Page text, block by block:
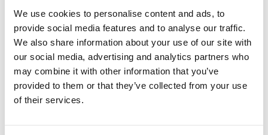
We use cookies to personalise content and ads, to
provide social media features and to analyse our traffic.
We also share information about your use of our site with
our social media, advertising and analytics partners who
may combine it with other information that you’ve
provided to them or that they’ve collected from your use
of their services.
1 2 3 4
Unser Angebot